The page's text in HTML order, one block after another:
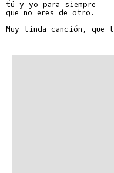
tú y yo para siempre
que no eres de otro.
Muy linda canción, que